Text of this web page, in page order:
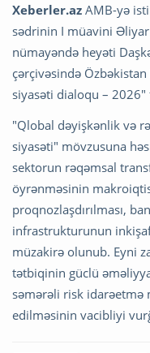
Xeberler.az AMB-yə
sədrinin I müavini
nümayəndə heyəti
çərçivəsində
siyasəti dialoqu –
"Qlobal dəyişkənlik və
siyasəti" mövzusuna
sektorun rəqəmsal
öyrənməsinin
proqnozlaşdırılması,
infrastrukturunun
müzakirə olunub. Eyni
tətbiqinin güclü
səmərəli risk
edilməsinin vacibliyi